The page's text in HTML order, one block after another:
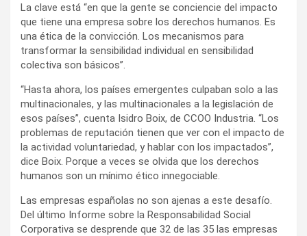
La clave está “en que la gente se conciencie del impacto
que tiene una empresa sobre los derechos humanos. Es
una ética de la convicción. Los mecanismos para
transformar la sensibilidad individual en sensibilidad
colectiva son básicos”.
“Hasta ahora, los países emergentes culpaban solo a las
multinacionales, y las multinacionales a la legislación de
esos países”, cuenta Isidro Boix, de CCOO Industria. “Los
problemas de reputación tienen que ver con el impacto de
la actividad voluntariedad, y hablar con los impactados”,
dice Boix. Porque a veces se olvida que los derechos
humanos son un mínimo ético innegociable.
Las empresas españolas no son ajenas a este desafío.
Del último Informe sobre la Responsabilidad Social
Corporativa se desprende que 32 de las 35 las empresas